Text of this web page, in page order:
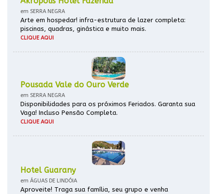
em SERRA NEGRA
Arte em hospedar! infra-estrutura de lazer completa:
piscinas, quadras, ginástica e muito mais.
CLIQUE AQUI
Pousada Vale do Ouro Verde
em SERRA NEGRA
Disponibilidades para os próximos Feriados. Garanta sua
Vaga! Incluso Pensão Completa.
CLIQUE AQUI
Hotel Guarany
em ÁGUAS DE LINDÓIA
Aproveite! Traga sua família, seu grupo e venha